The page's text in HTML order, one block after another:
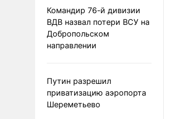
Командир 76-й дивизии
ВДВ назвал потери ВСУ на
Добропольском
направлении
Путин разрешил
приватизацию аэропорта
Шереметьево